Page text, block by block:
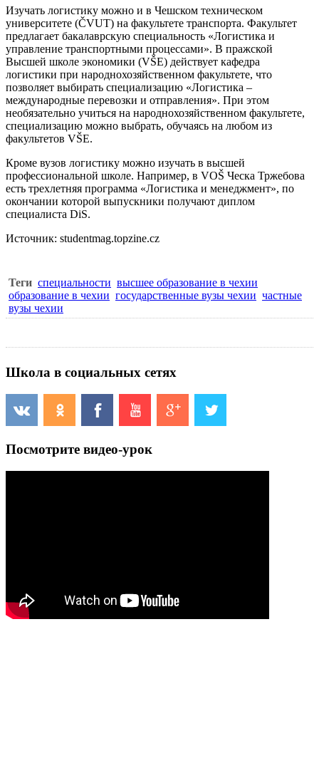
Изучать логистику можно и в Чешском техническом
университете (ČVUT) на факультете транспорта. Факультет
предлагает бакалаврскую специальность «Логистика и
управление транспортными процессами». В пражской
Высшей школе экономики (VŠE) действует кафедра
логистики при народнохозяйственном факультете, что
позволяет выбирать специализацию «Логистика –
международные перевозки и отправления». При этом
необязательно учиться на народнохозяйственном факультете,
специализацию можно выбрать, обучаясь на любом из
факультетов VŠE.
Кроме вузов логистику можно изучать в высшей
профессиональной школе. Например, в VOŠ Ческа Тржебова
есть трехлетняя программа «Логистика и менеджмент», по
окончании которой выпускники получают диплом
специалиста DiS.
Источник: studentmag.topzine.cz
Теги специальности высшее образование в чехии
образование в чехии государственные вузы чехии частные
вузы чехии
Школа в социальных сетях
Посмотрите видео-урок